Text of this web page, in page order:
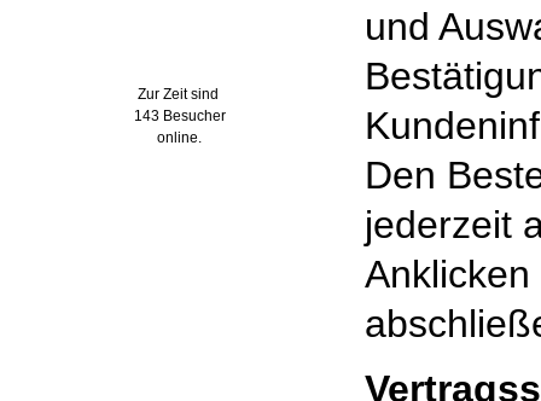
Zur Zeit sind
143 Besucher
online.
und
Den
jederzeit